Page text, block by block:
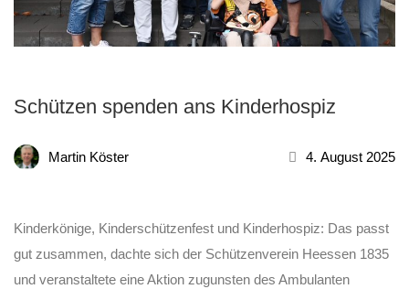
Schützen spenden ans Kinderhospiz
Martin Köster 4. August 2025
Kinderkönige, Kinderschützenfest und Kinderhospiz: Das passt
gut zusammen, dachte sich der Schützenverein Heessen 1835
und veranstaltete eine Aktion zugunsten des Ambulanten